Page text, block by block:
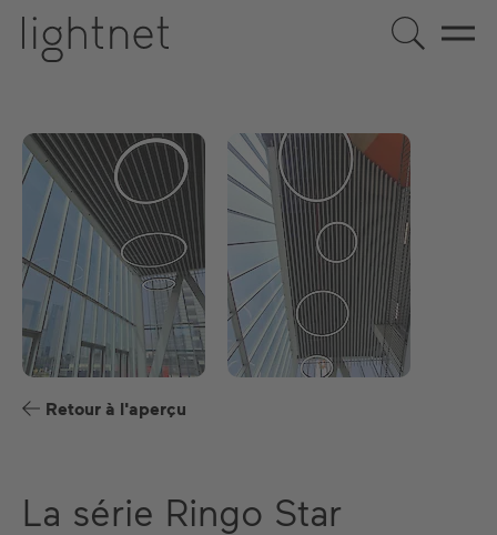
FR DE EN US
Retour à l'aperçu
La série Ringo Star